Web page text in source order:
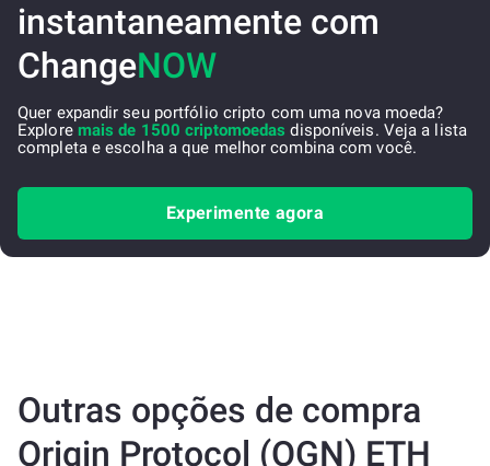
instantaneamente com
ChangeNOW
Quer expandir seu portfólio cripto com uma nova moeda?
Explore mais de 1500 criptomoedas disponíveis. Veja a lista
completa e escolha a que melhor combina com você.
Experimente agora
Outras opções de compra
Origin Protocol (OGN) ETH